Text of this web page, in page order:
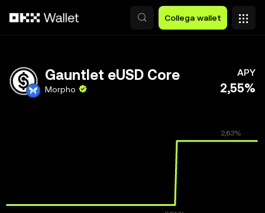
Collega wallet
Gauntlet eUSD Core
Morpho
APY
2,55%